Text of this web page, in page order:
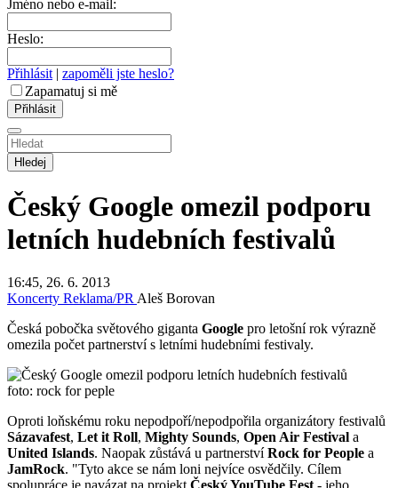
Jméno nebo e-mail:
Heslo:
Přihlásit | zapoměli jste heslo?
Zapamatuj si mě
Hledej
Český Google omezil podporu
letních hudebních festivalů
16:45, 26. 6. 2013
Koncerty Reklama/PRAleš Borovan
Česká pobočka světového giganta Google pro letošní rok výrazně
omezila počet partnerství s letními hudebními festivaly.
foto: rock for peple
Oproti loňskému roku nepodpoří/nepodpořila organizátory festivalů
Sázavafest, Let it Roll, Mighty Sounds, Open Air Festival a
United Islands. Naopak zůstává u partnerstvíRock for People a
JamRock. "Tyto akce se nám loni nejvíce osvědčily. Cílem